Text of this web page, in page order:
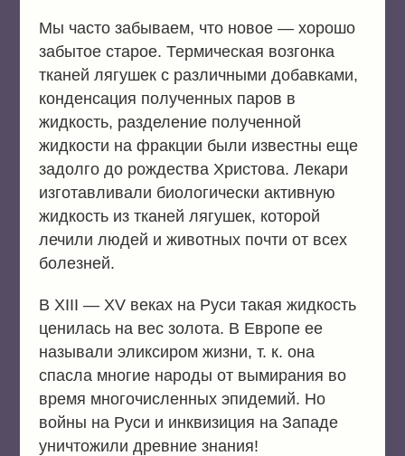
Мы часто забываем, что новое — хорошо
забытое старое. Термическая возгонка
тканей лягушек с различными добавками,
конденсация полученных паров в
жидкость, разделение полученной
жидкости на фракции были известны еще
задолго до рождества Христова. Лекари
изготавливали биологически активную
жидкость из тканей лягушек, которой
лечили людей и животных почти от всех
болезней.
В XIII — XV веках на Руси такая жидкость
ценилась на вес золота. В Европе ее
называли эликсиром жизни, т. к. она
спасла многие народы от вымирания во
время многочисленных эпидемий. Но
войны на Руси и инквизиция на Западе
уничтожили древние знания!